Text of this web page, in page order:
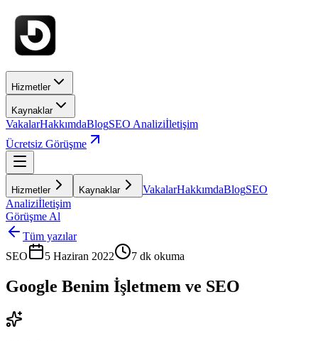
Hizmetler
Kaynaklar
VakalarHakkımdaBlogSEO Analiziİletişim
Ücretsiz Görüşme
Hizmetler Kaynaklar VakalarHakkımdaBlogSEO
Analiziİletişim
Görüşme Al
Tüm yazılar
SEO
5 Haziran 2022 7 dk okuma
Google Benim İşletmem ve SEO